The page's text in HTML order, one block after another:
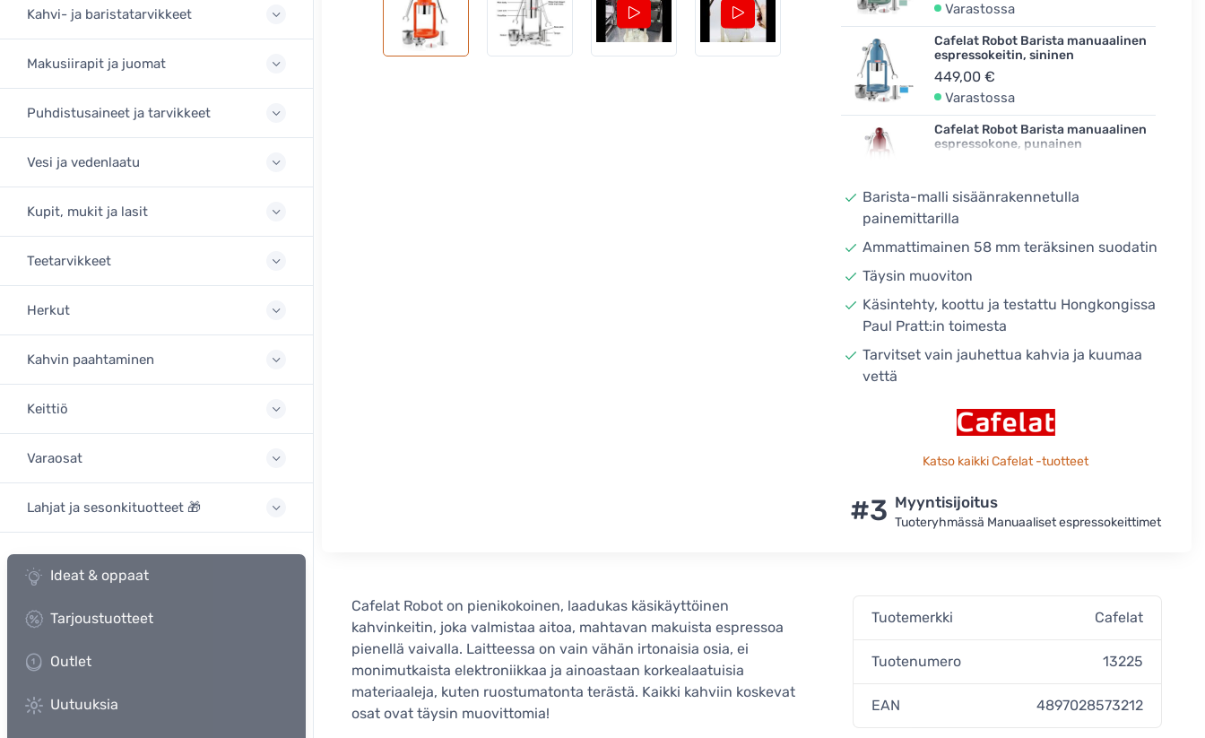
Kahvi- ja baristatarvikkeet
Makusiirapit ja juomat
Puhdistusaineet ja tarvikkeet
Vesi ja vedenlaatu
Kupit, mukit ja lasit
Teetarvikkeet
Herkut
Kahvin paahtaminen
Keittiö
Varaosat
Lahjat ja sesonkituotteet 🎁
Ideat & oppaat
Tarjoustuotteet
Outlet
Uutuuksia
Varastossa
Cafelat Robot Barista manuaalinen
espressokeitin, sininen
449,00 €
Varastossa
Cafelat Robot Barista manuaalinen
espressokone, punainen
Cafelat Robot Barista manuaalinen
449,00 €
Varastossa
Barista-malli sisäänrakennetulla
painemittarilla
Ammattimainen 58 mm teräksinen suodatin
Täysin muoviton
Käsintehty, koottu ja testattu Hongkongissa
Paul Pratt:in toimesta
Tarvitset vain jauhettua kahvia ja kuumaa
vettä
Katso kaikki Cafelat -tuotteet
#3 Myyntisijoitus
Tuoteryhmässä Manuaaliset espressokeittimet
Cafelat Robot on pienikokoinen, laadukas käsikäyttöinen
kahvinkeitin, joka valmistaa aitoa, mahtavan makuista espressoa
pienellä vaivalla. Laitteessa on vain vähän irtonaisia osia, ei
monimutkaista elektroniikkaa ja ainoastaan korkealaatuisia
materiaaleja, kuten ruostumatonta terästä. Kaikki kahviin koskevat
osat ovat täysin muovittomia!
Tuotemerkki Cafelat
Tuotenumero 13225
EAN 4897028573212